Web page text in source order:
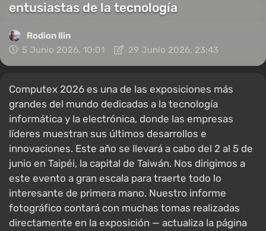
entusiastas de la tecnología
Rodion Ilin
5 Junio 2026, 10:01
29 Junio 2026, 23:43
Computex 2026 es una de las exposiciones más
grandes del mundo dedicadas a la tecnología
informática y la electrónica, donde las empresas
líderes muestran sus últimos desarrollos e
innovaciones. Este año se llevará a cabo del 2 al 5 de
junio en Taipéi, la capital de Taiwán. Nos dirigimos a
este evento a gran escala para traerte todo lo
interesante de primera mano. Nuestro informe
fotográfico contará con muchas tomas realizadas
directamente en la exposición — actualiza la página